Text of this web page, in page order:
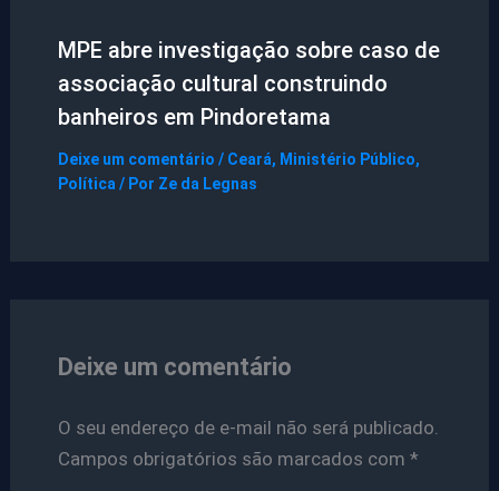
MPE abre investigação sobre caso de
associação cultural construindo
banheiros em Pindoretama
Deixe um comentário / Ceará, Ministério Público,
Política / Por Ze da Legnas
Deixe um comentário
O seu endereço de e-mail não será publicado.
Campos obrigatórios são marcados com *